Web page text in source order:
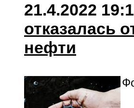
21.4.2022
отказалась
нефти